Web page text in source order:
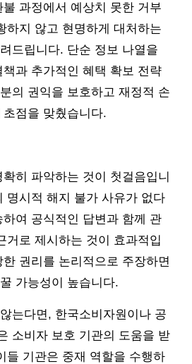
과정에서 예상치 못한 거부
하지 않고 현명하게 대처하는
드립니다. 단순 정보 나열을
과 추가적인 혜택 확보 전략
의 권익을 보호하고 재정적 손
점을 맞췄습니다.
히 파악하는 것이 첫걸음입니
명시적 해지 불가 사유가 없다
여 공식적인 답변과 함께 관
거로 제시하는 것이 효과적입
권리를 논리적으로 주장하면
가능성이 높습니다.
는다면, 한국소비자원이나 공
소비자 보호 기관의 도움을 받
들 기관은 중재 역할을 수행하